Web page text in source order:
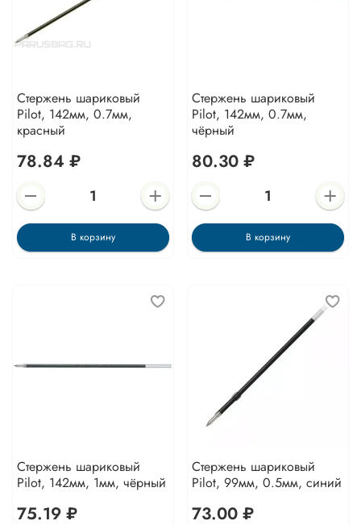
Стержень шариковый
Pilot, 142мм, 0.7мм,
красный
78.84 ₽
В корзину
Стержень шариковый
Pilot, 142мм, 0.7мм,
чёрный
80.30 ₽
В корзину
Стержень шариковый
Pilot, 142мм, 1мм, чёрный
75.19 ₽
Стержень шариковый
Pilot, 99мм, 0.5мм, синий
73.00 ₽